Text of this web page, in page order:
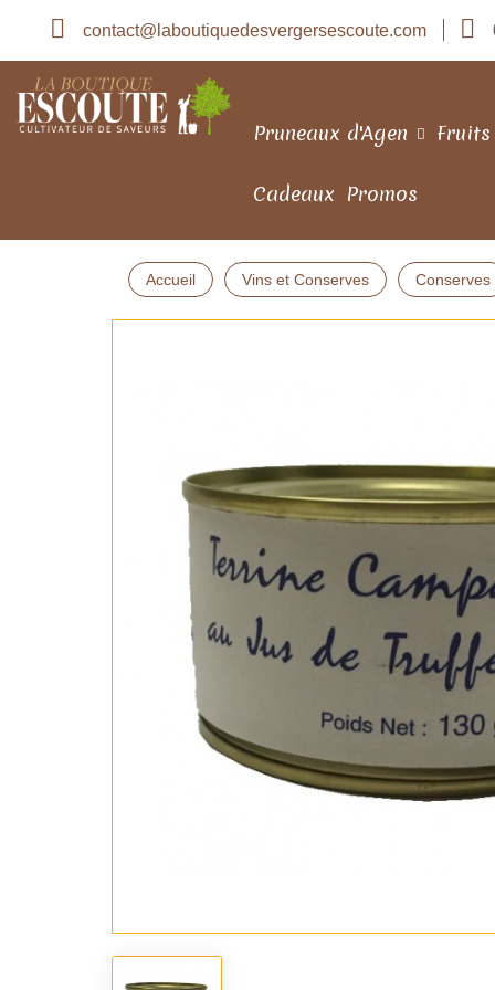
contact@laboutiquedesvergersescoute.com
Pruneaux d'Agen
Cadeaux Promos
Accueil Vins et Conserves Conserves